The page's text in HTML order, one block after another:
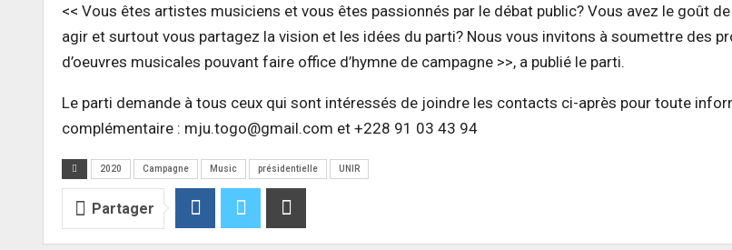
<< Vous êtes artistes musiciens et vous êtes passionnés par le débat public? Vous avez le goût de
agir et surtout vous partagez la vision et les idées du parti? Nous vous invitons à soumettre des
d’oeuvres musicales pouvant faire office d’hymne de campagne >>, a publié le parti.
Le parti demande à tous ceux qui sont intéressés de joindre les contacts ci-après pour toute
complémentaire : mju.togo@gmail.com et +228 91 03 43 94
2020 Campagne Music présidentielle UNIR
Partager